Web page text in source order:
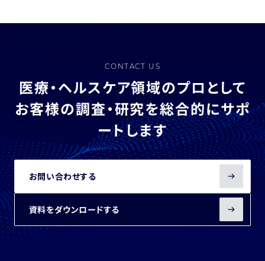
CONTACT US
医療・ヘルスケア領域のプロとして
お客様の調査・研究を総合的にサポ
ートします
お問い合わせする
資料をダウンロードする